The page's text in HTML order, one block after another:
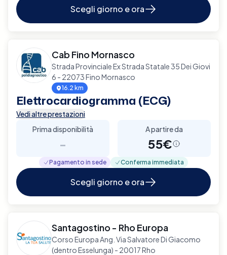
Scegli giorno e ora
Cab Fino Mornasco
Strada Provinciale Ex Strada Statale 35 Dei Giovi
6 - 22073 Fino Mornasco
16.2 km
Elettrocardiogramma (ECG)
Vedi altre prestazioni
Prima disponibilità
-
A partire da
55€
Pagamento in sede Conferma immediata
Scegli giorno e ora
Santagostino - Rho Europa
Corso Europa Ang. Via Salvatore Di Giacomo
(dentro Esselunga) - 20017 Rho